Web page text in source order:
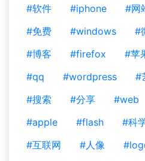
#软件
#iphone #网
#免费
#windows #
#博客
#firefox #苹
#qq
#wordpress #
#搜索
#分享 #web
#apple
#flash #科
#互联网
#人像